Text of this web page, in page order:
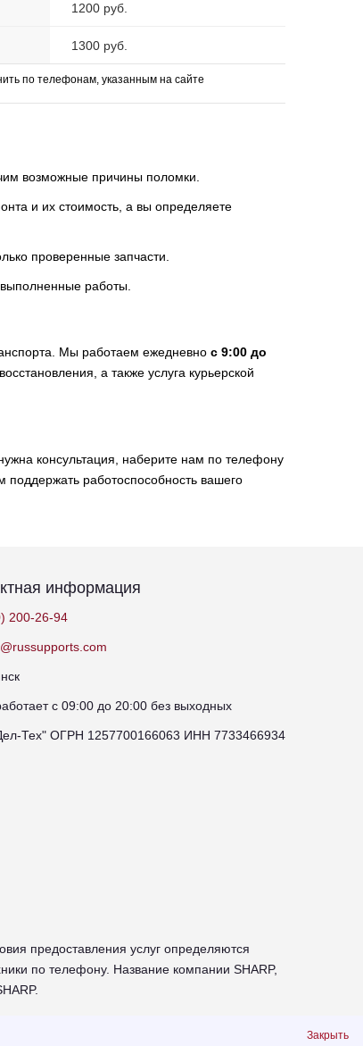
1200 руб.
1300 руб.
по телефонам, указанным на сайте
возможные причины поломки.
и их стоимость, а вы определяете
проверенные запчасти.
работы.
Мы работаем ежедневно с 9:00 до
а также услуга курьерской
консультация, наберите нам по телефону
поддержать работоспособность вашего
информация
200-26-94
с 09:00 до 20:00 без выходных
Тех" ОГРН 1257700166063 ИНН 7733466934
предоставления услуг определяются
по телефону. Название компании SHARP,
Закрыть